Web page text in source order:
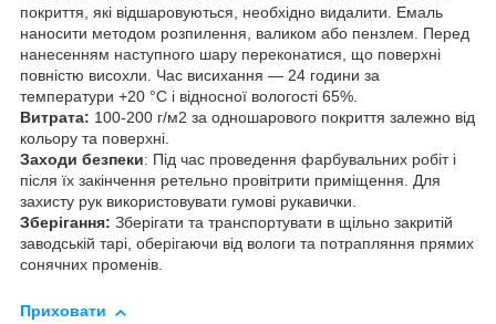
покриття, які відшаровуються, необхідно видалити. Емаль
наносити методом розпилення, валиком або пензлем. Перед
нанесенням наступного шару переконатися, що поверхні
повністю висохли. Час висихання — 24 години за
температури +20 °C і відносної вологості 65%.
Витрата: 100-200 г/м2 за одношарового покриття залежно від
кольору та поверхні.
Заходи безпеки: Під час проведення фарбувальних робіт і
після їх закінчення ретельно провітрити приміщення. Для
захисту рук використовувати гумові рукавички.
Зберігання: Зберігати та транспортувати в щільно закритій
заводській тарі, оберігаючи від вологи та потрапляння прямих
сонячних променів.
Приховати